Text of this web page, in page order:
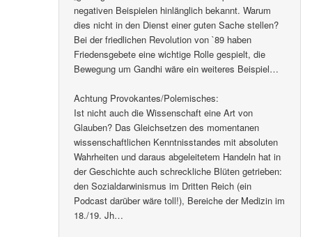
negativen Beispielen hinlänglich bekannt. Warum
dies nicht in den Dienst einer guten Sache stellen?
Bei der friedlichen Revolution von `89 haben
Friedensgebete eine wichtige Rolle gespielt, die
Bewegung um Gandhi wäre ein weiteres Beispiel…
Achtung Provokantes/Polemisches:
Ist nicht auch die Wissenschaft eine Art von
Glauben? Das Gleichsetzen des momentanen
wissenschaftlichen Kenntnisstandes mit absoluten
Wahrheiten und daraus abgeleitetem Handeln hat in
der Geschichte auch schreckliche Blüten getrieben:
den Sozialdarwinismus im Dritten Reich (ein
Podcast darüber wäre toll!), Bereiche der Medizin im
18./19. Jh…